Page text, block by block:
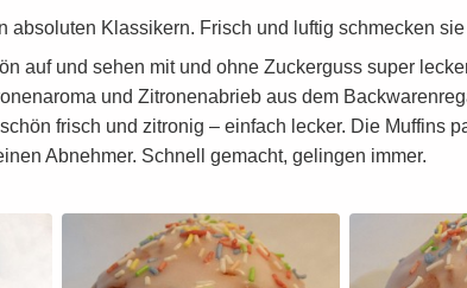
absoluten Klassikern. Frisch und luftig schmecken
auf und sehen mit und ohne Zuckerguss super
und Zitronenabrieb aus dem
frisch und zitronig – einfach lecker. Die Muffins
Abnehmer. Schnell gemacht, gelingen immer.